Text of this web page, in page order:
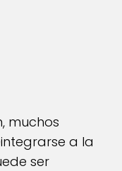
muchos
a la
ser